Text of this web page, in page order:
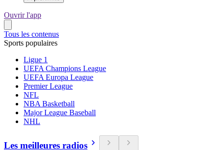
Ouvrir l'app
Tous les contenus
Sports populaires
Ligue 1
UEFA Champions League
UEFA Europa League
Premier League
NFL
NBA Basketball
Major League Baseball
NHL
Les meilleures radios